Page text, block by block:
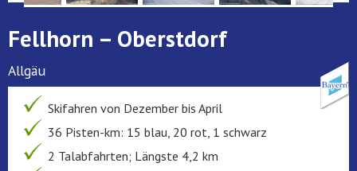
Fellhorn – Oberstdorf
Allgäu
Skifahren von Dezember bis April
36 Pisten-km: 15 blau, 20 rot, 1 schwarz
2 Talabfahrten; Längste 4,2 km